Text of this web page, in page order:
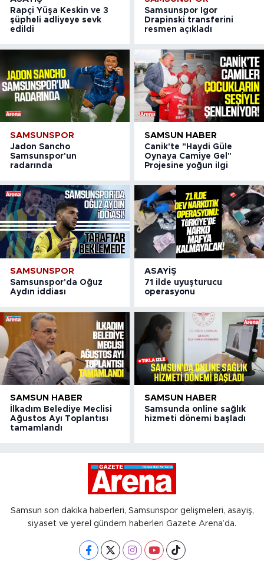
Rapçi Yüşa Keskin ve 3
şüpheli adliyeye sevk
edildi
Samsunspor Igor
Drapinski transferini
resmen açıkladı
SAMSUNSPOR
Jadon Sancho
Samsunspor'un
radarında
SAMSUN HABER
Canik'te "Haydi Güle
Oynaya Camiye Gel"
Projesine yoğun ilgi
SAMSUNSPOR
Samsunspor'da Oğuz
Aydın iddiası
ASAYIŞ
71 ilde uyuşturucu
operasyonu
SAMSUN HABER
İlkadım Belediye Meclisi
Ağustos Ayı Toplantısı
tamamlandı
SAMSUN HABER
Samsunda online sağlık
hizmeti dönemi başladı
Samsun son dakika haberleri, Samsunspor gelişmeleri, asayiş,
siyaset ve yerel gündem haberleri Gazete Arena’da.